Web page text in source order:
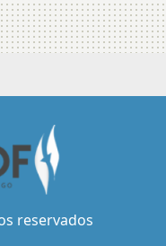
reservados